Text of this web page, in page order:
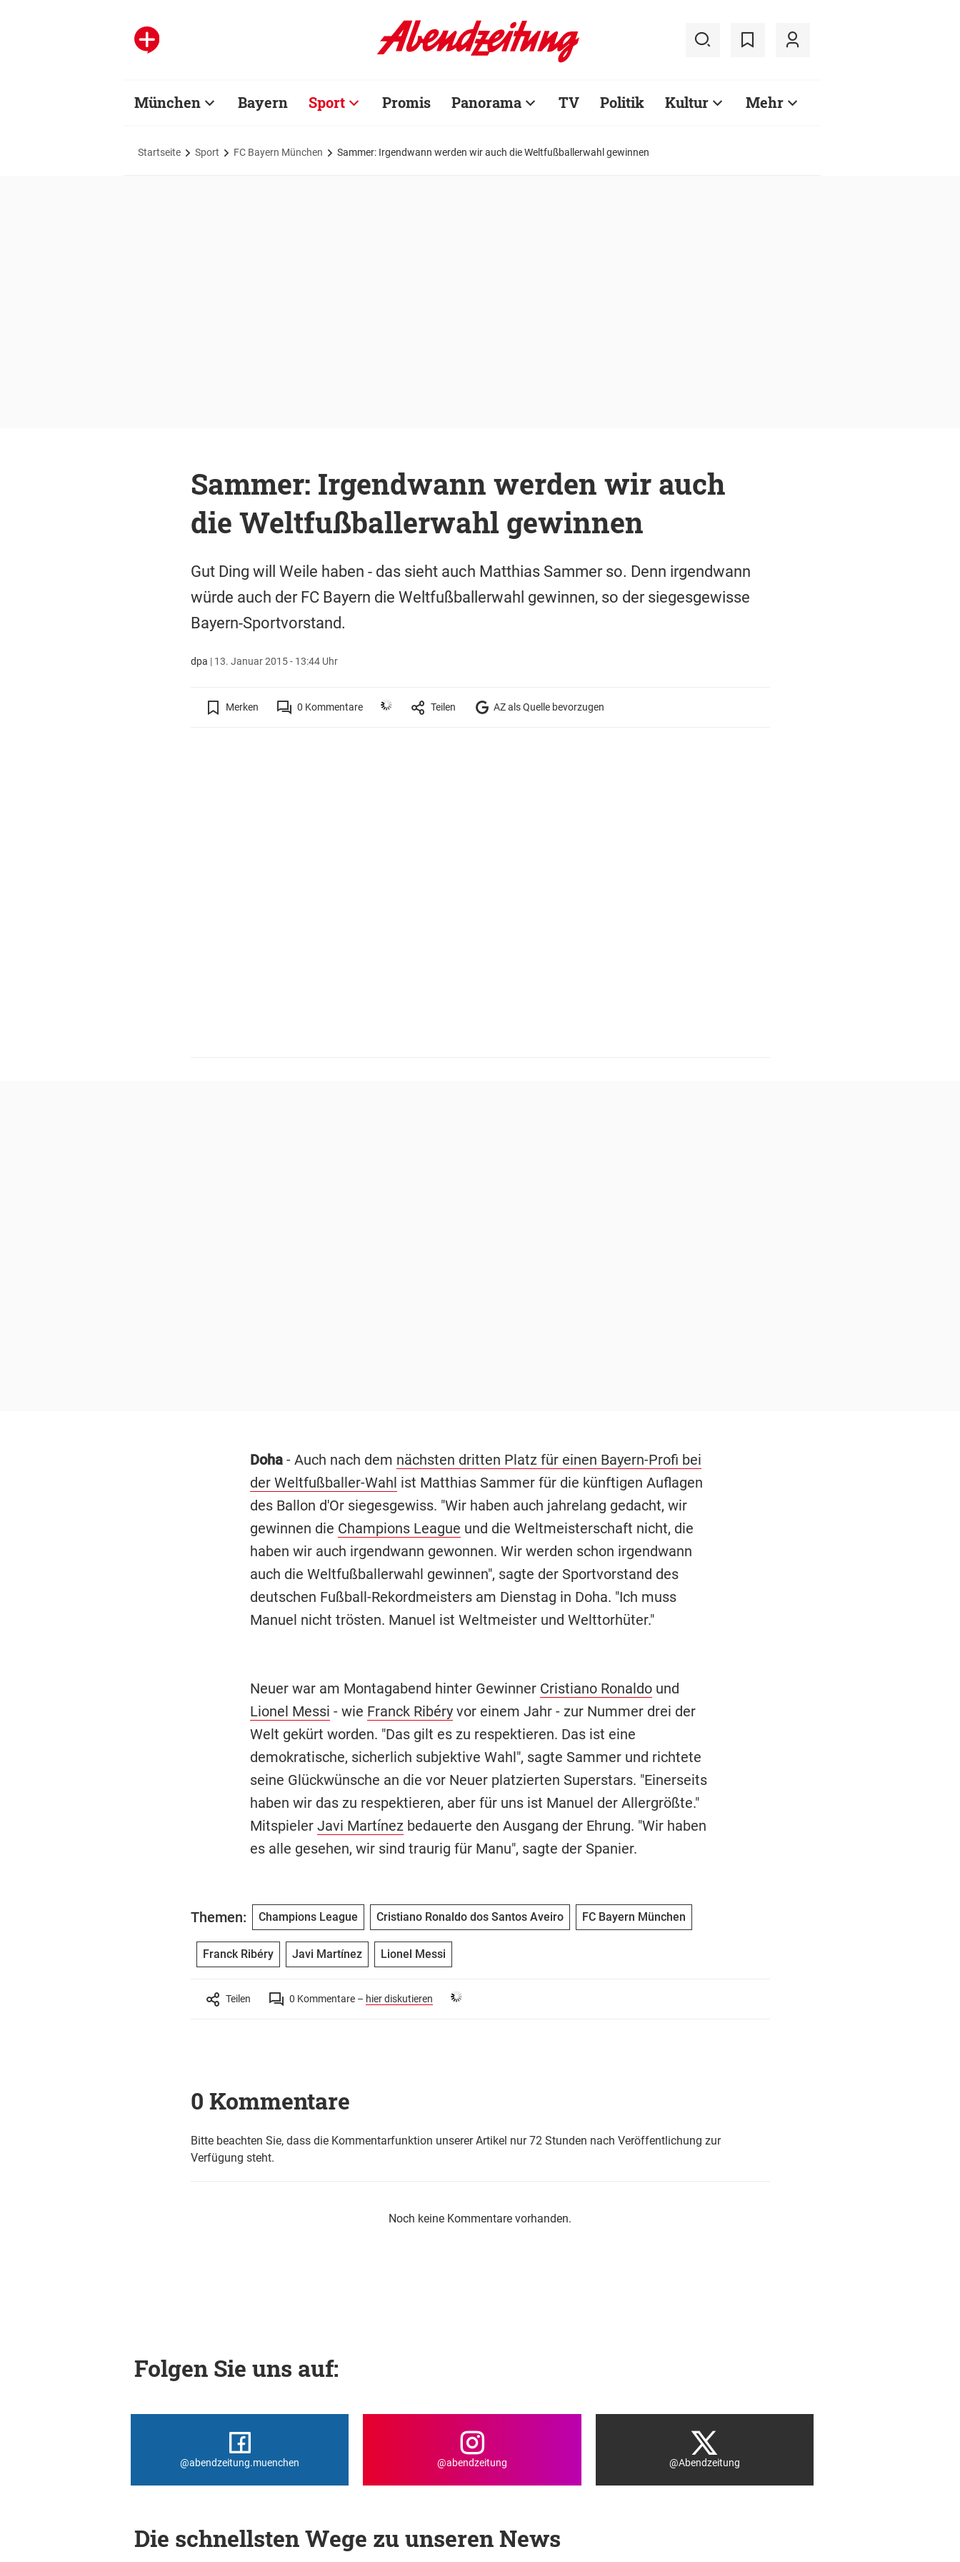
München Bayern Sport Promis Panorama TV Politik Kultur Mehr
Startseite Sport FC Bayern München Sammer: Irgendwann werden wir auch die Weltfußballerwahl gewinnen
Sammer: Irgendwann werden wir auch
die Weltfußballerwahl gewinnen
Gut Ding will Weile haben - das sieht auch Matthias Sammer so. Denn irgendwann
würde auch der FC Bayern die Weltfußballerwahl gewinnen, so der siegesgewisse
Bayern-Sportvorstand.
dpa | 13. Januar 2015 - 13:44 Uhr
Merken 0 Kommentare Teilen AZ als Quelle bevorzugen
Doha - Auch nach dem nächsten dritten Platz für einen Bayern-Profi bei
der Weltfußballer-Wahl ist Matthias Sammer für die künftigen Auflagen
des Ballon d'Or siegesgewiss. "Wir haben auch jahrelang gedacht, wir
gewinnen die Champions League und die Weltmeisterschaft nicht, die
haben wir auch irgendwann gewonnen. Wir werden schon irgendwann
auch die Weltfußballerwahl gewinnen", sagte der Sportvorstand des
deutschen Fußball-Rekordmeisters am Dienstag in Doha. "Ich muss
Manuel nicht trösten. Manuel ist Weltmeister und Welttorhüter."
Neuer war am Montagabend hinter Gewinner Cristiano Ronaldound
Lionel Messi - wie Franck Ribéryvor einem Jahr - zur Nummer drei der
Welt gekürt worden. "Das gilt es zu respektieren. Das ist eine
demokratische, sicherlich subjektive Wahl", sagte Sammer und richtete
seine Glückwünsche an die vor Neuer platzierten Superstars. "Einerseits
haben wir das zu respektieren, aber für uns ist Manuel der Allergrößte."
Mitspieler Javi Martínezbedauerte den Ausgang der Ehrung. "Wir haben
es alle gesehen, wir sind traurig für Manu", sagte der Spanier.
Themen: Champions League Cristiano Ronaldo dos Santos Aveiro FC Bayern München
Franck Ribéry Javi Martínez Lionel Messi
Teilen 0 Kommentare – hier diskutieren
0 Kommentare
Bitte beachten Sie, dass die Kommentarfunktion unserer Artikel nur 72 Stunden nach Veröffentlichung zur
Verfügung steht.
Noch keine Kommentare vorhanden.
Folgen Sie uns auf:
@abendzeitung.muenchen @abendzeitung @Abendzeitung
Die schnellsten Wege zu unseren News